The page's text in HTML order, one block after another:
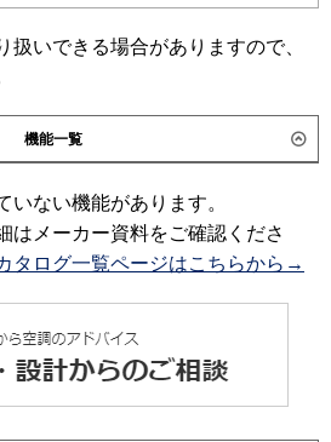
GP63RSHC12
RPI-
P63FE7HNC PA-P63FE7HC
SZRJMM63BJT
SZRJMM63BFT
RDSA06334MUB
ERMP63D5 PEZ-ERMP63D4
ERMP63DV
いできる場合がありますので、
機能一覧
いない機能があります。
はメーカー資料をご確認くださ
タログ一覧ページはこちらから→